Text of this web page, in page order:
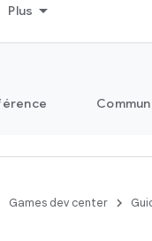
Plus
Games dev center